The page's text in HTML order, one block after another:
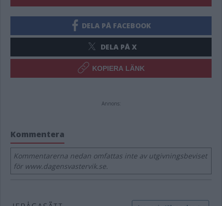
DELA PÅ FACEBOOK
DELA PÅ X
KOPIERA LÄNK
Annons:
Kommentera
Kommentarerna nedan omfattas inte av utgivningsbeviset
för www.dagensvastervik.se.